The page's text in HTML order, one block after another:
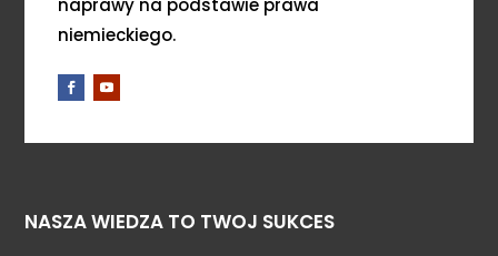
naprawy na podstawie prawa
niemieckiego.
NASZA WIEDZA TO TWOJ SUKCES